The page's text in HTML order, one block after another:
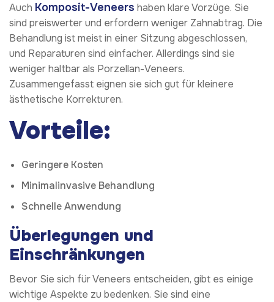
Auch Komposit-Veneers haben klare Vorzüge. Sie
sind preiswerter und erfordern weniger Zahnabtrag. Die
Behandlung ist meist in einer Sitzung abgeschlossen,
und Reparaturen sind einfacher. Allerdings sind sie
weniger haltbar als Porzellan-Veneers.
Zusammengefasst eignen sie sich gut für kleinere
ästhetische Korrekturen.
Vorteile:
Geringere Kosten
Minimalinvasive Behandlung
Schnelle Anwendung
Überlegungen und
Einschränkungen
Bevor Sie sich für Veneers entscheiden, gibt es einige
wichtige Aspekte zu bedenken. Sie sind eine